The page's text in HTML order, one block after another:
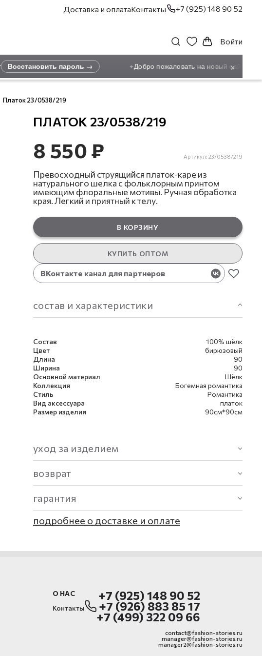
Доставка и оплатаКонтакты +7 (925) 148 90 52
Войти
Восстановить пароль → Добро пожаловать на новый сайт!
×
Платок 23/0538/219
ПЛАТОК 23/0538/219
8 550 ₽ Артикул: 23/0538/219
Превосходный струящийся платок-каре из
натурального шелка с фольклорным принтом
имеющим флоральные мотивы. Ручная обработка
края. Легкий и приятный к телу.
В КОРЗИНУ
КУПИТЬ ОПТОМ
ВКонтакте канал для партнеров
состав и характеристики
Состав
100% шёлк
Цвет
бирюзовый
Длина
90
Ширина
90
Основной материал
Шёлк
Коллекция
Богемная романтика
Стиль
Романтика
Вид аксессуара
платок
Размер изделия
90см*90см
уход за изделием
возврат
гарантия
подробнее о доставке и оплате
О НАС
Контакты
+7 (925) 148 90 52
+7 (926) 883 85 17
+7 (499) 322 09 66
contact@fashion-stories.ru
manager@fashion-stories.ru
manager2@fashion-stories.ru